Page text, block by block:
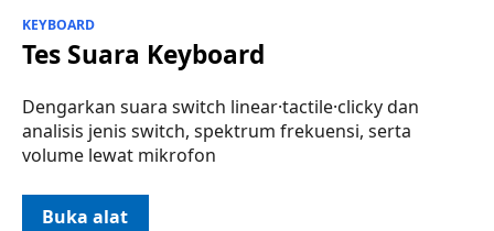
KEYBOARD
Tes Suara Keyboard
Dengarkan suara switch linear·tactile·clicky dan
analisis jenis switch, spektrum frekuensi, serta
volume lewat mikrofon
Buka alat